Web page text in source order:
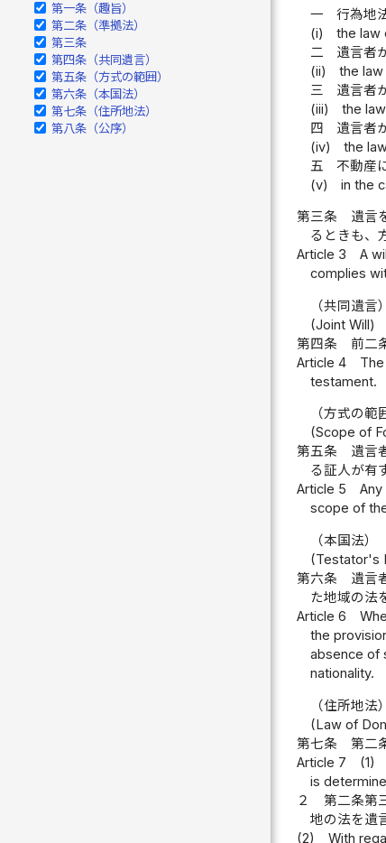
第一条（趣旨）
第二条（準拠法）
第三条
第四条（共同遺言）
第五条（方式の範囲）
第六条（本国法）
第七条（住所地法）
第八条（公序）
一
行為地
(i)
the law
二
遺言者
(ii)
the
三
遺言者
(iii)
the
四
遺言者
(iv)
the
五
不動産
(v)
in the
第三条
遺言
るときも、
Article 3
A
complies
（共同遺言）
(Joint Will)
第四条
前二
Article 4
testament.
（方式の範
(Scope of
第五条
遺言
る証人が有
Article 5
scope of
（本国法）
(Testator's
第六条
遺言
た地域の法
Article 6
the
absence of
nationality.
（住所地法）
(Law of
第七条
第二
Article 7
(1)
is
２
第二条第
地の法を遺
(2)
With